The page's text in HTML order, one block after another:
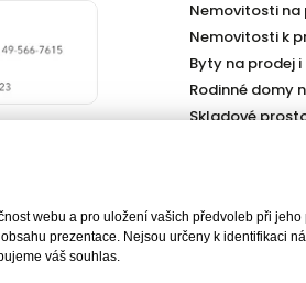
Nemovitosti na
Nemovitosti k
Byty na prodej
Rodinné domy
Skladové
webu a pro uložení vašich předvoleb při
prezentace. Nejsou určeny k identifikaci
váš souhlas.